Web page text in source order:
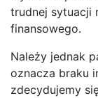
trudnej sytuacji
finansowego.
Należy jednak
oznacza braku
zdecydujemy